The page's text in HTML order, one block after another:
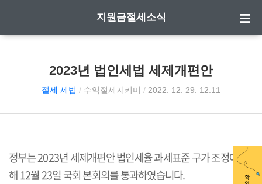
지원금절세소식
2023년 법인세법 세제개편안
절세 세법 / 수익절세지키미 / 2022. 12. 29. 12:11
정부는 2023년 세제개편안 법인세율 과세표준 구가 조정에 대
해 12월 23일 국회 본회의를 통과하였습니다.